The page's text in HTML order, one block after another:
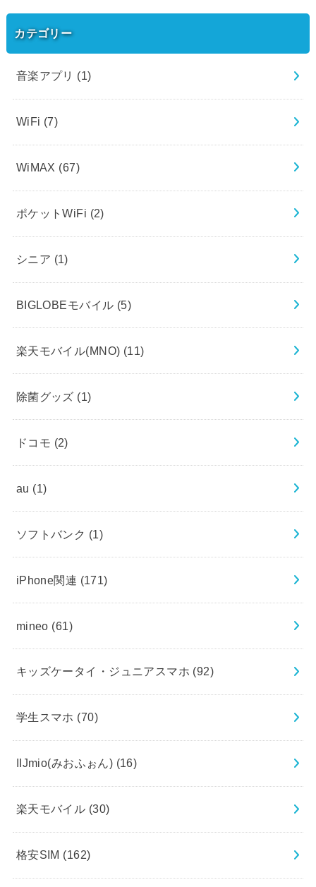
カテゴリー
音楽アプリ (1)
WiFi (7)
WiMAX (67)
ポケットWiFi (2)
シニア (1)
BIGLOBEモバイル (5)
楽天モバイル(MNO) (11)
除菌グッズ (1)
ドコモ (2)
au (1)
ソフトバンク (1)
iPhone関連 (171)
mineo (61)
キッズケータイ・ジュニアスマホ (92)
学生スマホ (70)
IIJmio(みおふぉん) (16)
楽天モバイル (30)
格安SIM (162)